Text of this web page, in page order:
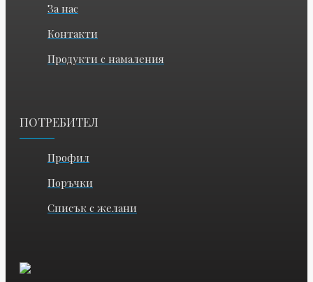
За нас
Контакти
Продукти с намаления
ПОТРЕБИТЕЛ
Профил
Поръчки
Списък с желани